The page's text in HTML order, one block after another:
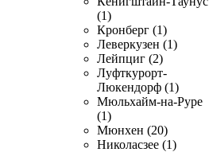
(1)
Кронберг (1)
Леверкузен (1)
Лейпциг (2)
Луфткурорт-
Люкендорф (1)
Мюльхайм-на-Руре
(1)
Мюнхен (20)
Николасзее (1)